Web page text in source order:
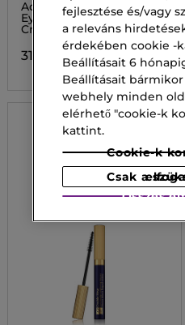
REPAIR
Advanced Night Repair
Eye Supercharged Gel-
Creme
31 400,00 Ft
fejlesztése és/vagy
a releváns
érdekében cookie -
Beállításait 6
Beállításait
webhely minden
elérhető "cookie-k
kattint.
Cookie-k
Csak a
Összes